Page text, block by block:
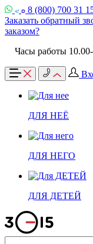
8 (800) 700 31
Заказать обратный
заказом?
Часы работы
ДЛЯ НЕЁ
ДЛЯ НЕГО
ДЛЯ ДЕТЕЙ